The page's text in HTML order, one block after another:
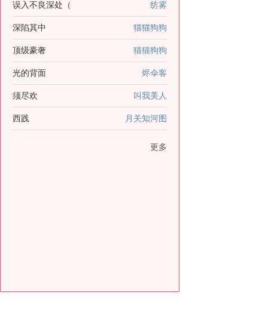
国家二级废物送给《你不小心掉落的是哪个人渣》一个M78星云:逝
误入不良深处（ 纺雾
深陷其中 猫猫狗狗
顶级豪奢 猫猫狗狗
光的背面 烬伞客
须尽欢 叫我美人
西践 月关知河图
更多